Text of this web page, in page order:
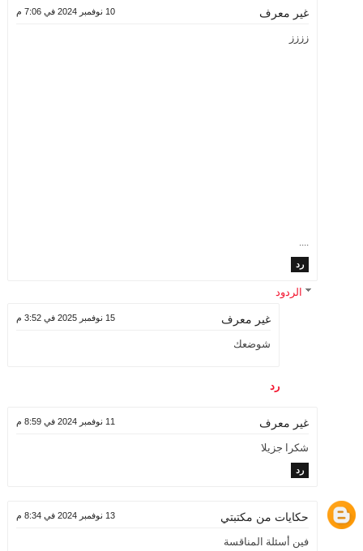
غير معرف 10 نوفمبر 2024 في 7:06 م
زززز
رد
الردود
غير معرف 15 نوفمبر 2025 في 3:52 م
شوضعك
رد
غير معرف 11 نوفمبر 2024 في 8:59 م
شكرا جزيلا
رد
حكايات من مكتبتي 13 نوفمبر 2024 في 8:34 م
فين أسئلة المناقسة